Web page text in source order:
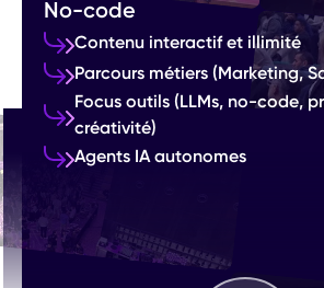
No-code
Contenu interactif et illimité
Parcours métiers (Marketing,
Focus outils (LLMs, no-code,
créativité)
Agents IA autonomes